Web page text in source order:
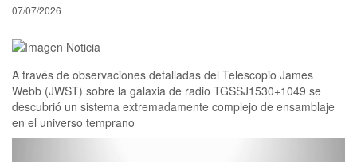
07/07/2026
A través de observaciones detalladas del Telescopio James
Webb (JWST) sobre la galaxia de radio TGSSJ1530+1049 se
descubrió un sistema extremadamente complejo de ensamblaje
en el universo temprano